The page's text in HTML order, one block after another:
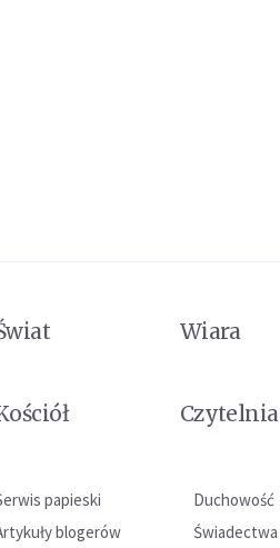
Wiara
Czytelnia
papieski Duchowość
blogerów
Świadectwa